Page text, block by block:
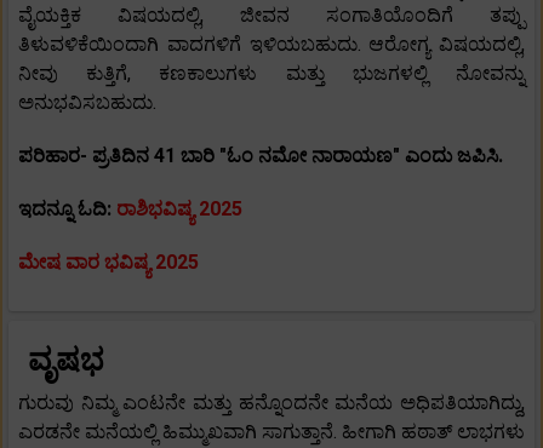
ವೈಯಕ್ತಿಕ ವಿಷಯದಲ್ಲಿ, ಜೀವನ ಸಂಗಾತಿಯೊಂದಿಗೆ ತಪ್ಪು
ತಿಳುವಳಿಕೆಯಿಂದಾಗಿ ವಾದಗಳಿಗೆ ಇಳಿಯಬಹುದು. ಆರೋಗ್ಯ ವಿಷಯದಲ್ಲಿ,
ನೀವು ಕುತ್ತಿಗೆ, ಕಣಕಾಲುಗಳು ಮತ್ತು ಭುಜಗಳಲ್ಲಿ ನೋವನ್ನು
ಅನುಭವಿಸಬಹುದು.
ಪರಿಹಾರ- ಪ್ರತಿದಿನ 41 ಬಾರಿ "ಓಂ ನಮೋ ನಾರಾಯಣ" ಎಂದು ಜಪಿಸಿ.
ಇದನ್ನೂ ಓದಿ: ರಾಶಿಭವಿಷ್ಯ 2025
ಮೇಷ ವಾರ ಭವಿಷ್ಯ 2025
ವೃಷಭ
ಗುರುವು ನಿಮ್ಮ ಎಂಟನೇ ಮತ್ತು ಹನ್ನೊಂದನೇ ಮನೆಯ ಅಧಿಪತಿಯಾಗಿದ್ದು,
ಎರಡನೇ ಮನೆಯಲ್ಲಿ ಹಿಮ್ಮುಖವಾಗಿ ಸಾಗುತ್ತಾನೆ. ಹೀಗಾಗಿ ಹಠಾತ್ ಲಾಭಗಳು